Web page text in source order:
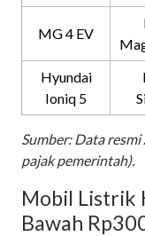
MG 4 EV
Hyundai
Ioniq 5
Sumber: Data
pajak pemerintah).
Mobil Listrik
Bawah